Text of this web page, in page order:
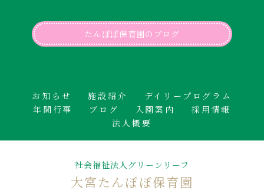
たんぽぽ保育園のブログ
お知らせ 施設紹介
デイリープログラム
年間行事
ブログ 入園案内
採用情報
法人概要
社会福祉法人グリーンリーフ
大宮たんぽぽ保育園